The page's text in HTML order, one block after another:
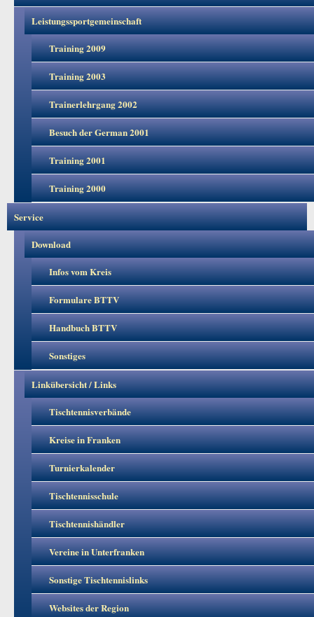
Leistungssportgemeinschaft
Training 2009
Training 2003
Trainerlehrgang 2002
Besuch der German 2001
Training 2001
Training 2000
Service
Download
Infos vom Kreis
Formulare BTTV
Handbuch BTTV
Sonstiges
Linkübersicht / Links
Tischtennisverbände
Kreise in Franken
Turnierkalender
Tischtennisschule
Tischtennishändler
Vereine in Unterfranken
Sonstige Tischtennislinks
Websites der Region